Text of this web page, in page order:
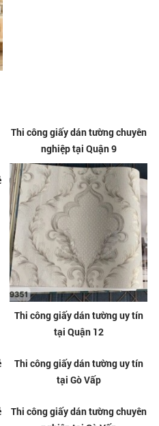
Thi công giấy dán tường tại
Quận 12
Quận 3